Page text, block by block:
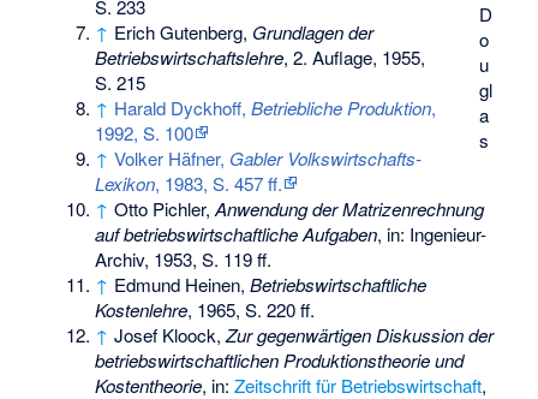
D
o
u
gl
a
s
S. 233
↑ Erich Gutenberg, Grundlagen der
Betriebswirtschaftslehre, 2. Auflage, 1955,
S. 215
↑ Harald Dyckhoff,Betriebliche Produktion,
1992, S. 100
↑ Volker Häfner, Gabler Volkswirtschafts-
Lexikon, 1983, S. 457 ff.
↑ Otto Pichler,Anwendung der Matrizenrechnung
auf betriebswirtschaftliche Aufgaben, in: Ingenieur-
Archiv, 1953, S. 119 ff.
↑ Edmund Heinen,Betriebswirtschaftliche
Kostenlehre, 1965, S. 220 ff.
↑ Josef Kloock,Zur gegenwärtigen Diskussion der
betriebswirtschaftlichen Produktionstheorie und
Kostentheorie, in:Zeitschrift für Betriebswirtschaft,